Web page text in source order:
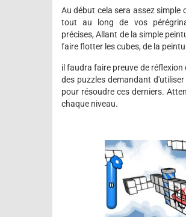
Au début cela sera assez simple
tout au long de vos
précises, Allant de la simple
faire flotter les cubes, de la
il faudra faire preuve de
des puzzles demandant
pour résoudre ces derniers.
chaque niveau.